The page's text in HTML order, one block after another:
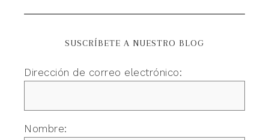
SUSCRÍBETE A NUESTRO BLOG
Dirección de correo electrónico:
Nombre: